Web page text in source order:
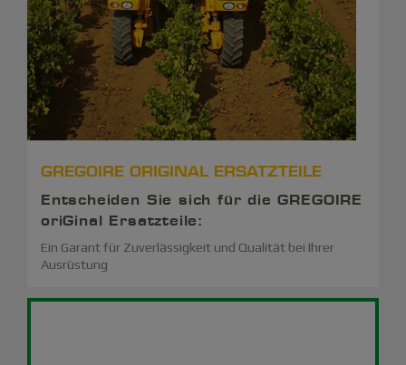
GREGOIRE ORIGINAL ERSATZTEILE
Entscheiden Sie sich für die GREGOIRE
oriGinal Ersatzteile:
Ein Garant für Zuverlässigkeit und Qualität bei Ihrer
Ausrüstung